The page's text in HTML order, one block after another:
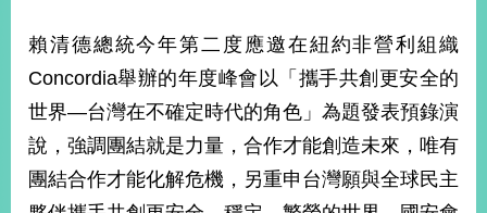
部
信
箱
粉
專
頁
LINEInstagram
X平台
(原推特)
賴清德總統今年第二度應邀在紐約非營利組織
Concordia舉辦的年度峰會以「攜手共創更安全的
世界—台灣在不確定時代的角色」為題發表預錄演
說，強調團結就是力量，合作才能創造未來，唯有
團結合作才能化解危機，另重申台灣願與全球民主